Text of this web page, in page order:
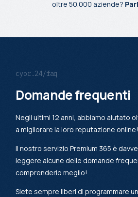
oltre 50.000 aziende?
cyor.24/faq
Domande frequenti
Negli ultimi 12 anni, abbiamo aiutato
a migliorare la loro reputazione online!
Il nostro servizio Premium 365 è
leggere alcune delle domande
comprenderlo meglio!
Siete sempre liberi di programmare